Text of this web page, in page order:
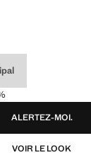
]
ALERTEZ-MOI.
VOIR LE LOOK